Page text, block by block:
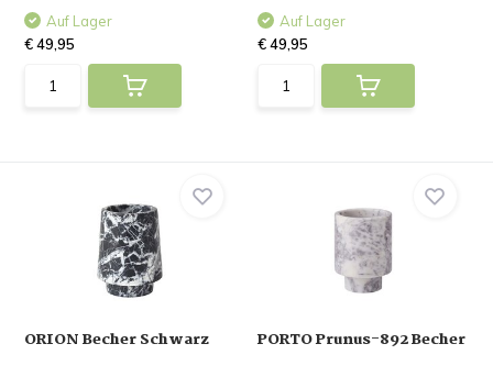
Auf Lager
€ 49,95
Auf Lager
€ 49,95
ORION Becher Schwarz PORTO Prunus-892 Becher